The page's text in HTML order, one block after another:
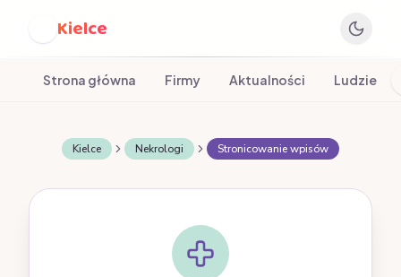
Kielce
Strona główna Firmy Aktualności Ludzie
Kielce Nekrologi Stronicowanie wpisów